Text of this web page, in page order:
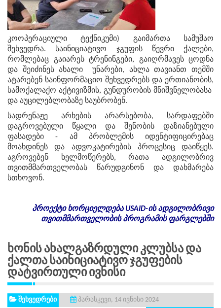
კოოპერაციული ტექნიკუმი) გაიმართა სამუშაო
შეხვედრა. საინიციატივო ჯგუფის წევრი ქალები,
რომლებაც გაიარეს ტრენინგები, გაიღრმავეს ცოდნა
და შეიძინეს ახალი უნარები, ახლა თავიანთ თემში
ატარებენ საინფორმაციო შეხვედრებს და ერთიანობის,
სამოქალაქო აქტივიზმის, გუნდურობის მნიშვნელობასა
და აუცილებლობაზე საუბრობენ.
სადრენაჟე არხების არარსებობა, სარდაფებში
დაგროვებული წყალი და შენობის დაზიანებული
ფასადები - ამ პრობლემის იდენტიფიცირებაც
მოახდინეს და ადვოკატირების პროცესიც დაიწყეს.
აგროვებენ ხელმოწერებს, რათა ადგილობრივ
თვითმმართველობას წარუდგინონ და დახმარება
სთხოვონ.
პროექტი ხორციელდებაUSAID-ის ადგილობრივი
თვითმმართველობის პროგრამის ფარგლებში
Ხონის Ახალგაზრდული Კლუბსა Და
Ქალთა Საინიციატივო Ჯგუფების
Დატვირთული Ივნისი
შეხვედრები პარასკევი, 14 ივნისი 2024